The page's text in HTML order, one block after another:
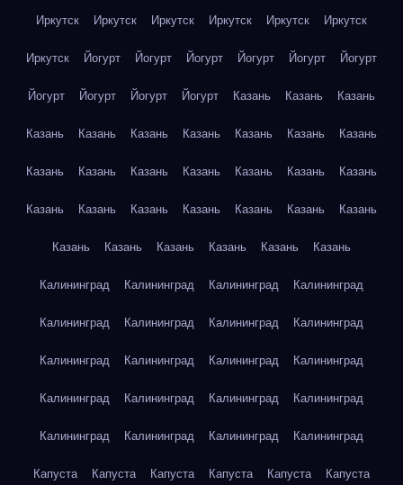
Иркутск Иркутск Иркутск Иркутск Иркутск Иркутск
Иркутск Йогурт Йогурт Йогурт Йогурт Йогурт Йогурт
Йогурт Йогурт Йогурт Йогурт Казань Казань Казань
Казань Казань Казань Казань Казань Казань Казань
Казань Казань Казань Казань Казань Казань Казань
Казань Казань Казань Казань Казань Казань Казань
Казань Казань Казань Казань Казань Казань
Калининград Калининград Калининград Калининград
Калининград Калининград Калининград Калининград
Калининград Калининград Калининград Калининград
Калининград Калининград Калининград Калининград
Калининград Калининград Калининград Калининград
Капуста Капуста Капуста Капуста Капуста Капуста